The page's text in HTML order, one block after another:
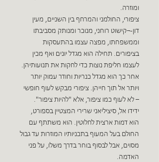
ומוזרה.
ציפורי, החולמני והמרחף בין השניים, מעין
דון-¬קישוט רוחני, מנוכר ומנותק מסביבתו
וממשפחתו, מפצה עצמו בהתעסקות
בציפורים. תחילה הוא מגדל יונים ואף מכין
לעצמו חליפת נוצות כדי לחקות את תנועותיהן.
אחר כך הוא מגדל כנריות וחודר עמוק יותר
ויותר אל תוך חייהן. ציפורי מבקש לעוף חופשי
– לא לעוף כמו ציפור, אלא "להיות ציפור".
ידידו אל, סיציליאני שרירי המצטיין בספורט,
הוא דמות ארצית לחלוטין. הוא משתתף עם
החולם בעל המעוף בתכניותיו המוזרות עד גבול
מסוים, אבל לבסוף בוחר בדרך משלו, על פני
האדמה.